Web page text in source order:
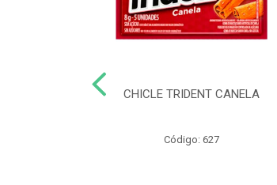
CHICLE TRIDENT CANELA
Código: 627